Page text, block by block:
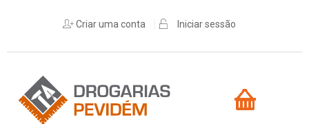
Criar uma conta Iniciar sessão